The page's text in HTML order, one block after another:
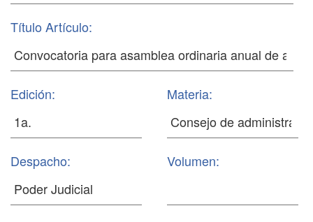
Título Artículo:
Edición: Materia:
Despacho: Volumen: